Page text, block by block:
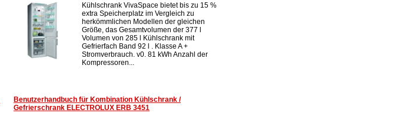
Kühlschrank VivaSpace bietet bis zu 15 %
extra Speicherplatz im Vergleich zu
herkömmlichen Modellen der gleichen
Größe, das Gesamtvolumen der 377 l
Volumen von 285 l Kühlschrank mit
Gefrierfach Band 92 l . Klasse A +
Stromverbrauch. v0. 81 kWh Anzahl der
Kompressoren...
Benutzerhandbuch für Kombination Kühlschrank /
Gefrierschrank ELECTROLUX ERB 3451